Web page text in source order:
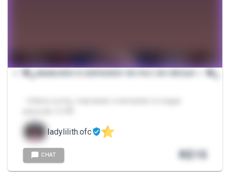
⋆.˚🦋༘ 𝑀𝐴𝑀𝐴𝑁𝐷𝑂 𝐸 𝑆𝐸𝑁𝑇𝐴𝑁𝐷𝑂 𝑁𝑂 𝑃𝐴𝑈 𝐷𝑂 𝑁𝐸𝐺𝐴𝑂 ⋆.˚🦋༘
ladylilith.ofc
CHAT R$15